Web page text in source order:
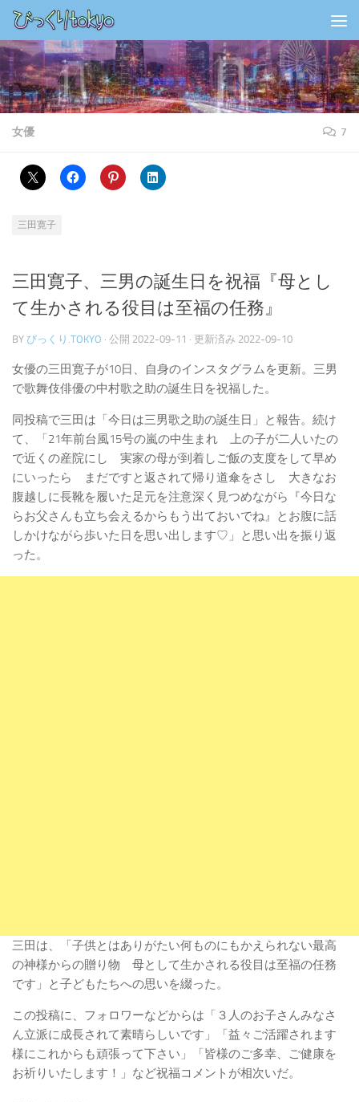
コンテンツの下
女優 7
三田寛子
三田寛子、三男の誕生日を祝福『母とし
て生かされる役目は至福の任務』
BY びっくり.TOKYO · 公開 2022-09-11 · 更新済み 2022-09-10
女優の三田寛子が10日、自身のインスタグラムを更新。三男
で歌舞伎俳優の中村歌之助の誕生日を祝福した。
同投稿で三田は「今日は三男歌之助の誕生日」と報告。続け
て、「21年前台風15号の嵐の中生まれ 上の子が二人いたの
で近くの産院にし 実家の母が到着しご飯の支度をして早め
にいったら まだですと返されて帰り道傘をさし 大きなお
腹越しに長靴を履いた足元を注意深く見つめながら『今日な
らお父さんも立ち会えるからもう出ておいでね』とお腹に話
しかけながら歩いた日を思い出します♡」と思い出を振り返
った。
三田は、「子供とはありがたい何ものにもかえられない最高
の神様からの贈り物 母として生かされる役目は至福の任務
です」と子どもたちへの思いを綴った。
この投稿に、フォロワーなどからは「３人のお子さんみなさ
ん立派に成長されて素晴らしいです」「益々ご活躍されます
様にこれからも頑張って下さい」「皆様のご多幸、ご健康を
お祈りいたします！」など祝福コメントが相次いだ。